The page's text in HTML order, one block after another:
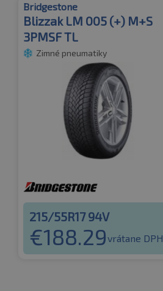
Bridgestone
Blizzak LM 005 (+) M+S
3PMSF TL
Zimné pneumatiky
215/55R17 94V
€188.29vrátane DPH